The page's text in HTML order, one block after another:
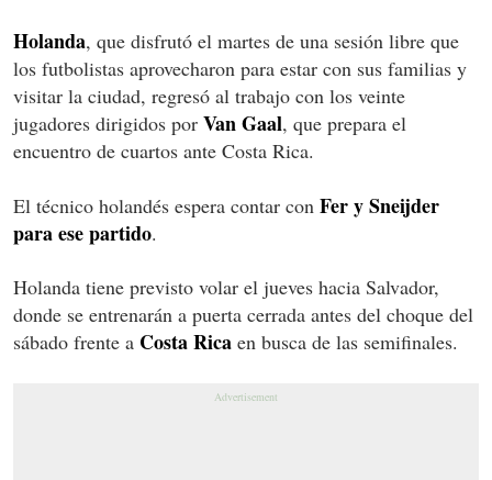
Holanda, que disfrutó el martes de una sesión libre que
los futbolistas aprovecharon para estar con sus familias y
visitar la ciudad, regresó al trabajo con los veinte
jugadores dirigidos por Van Gaal, que prepara el
encuentro de cuartos ante Costa Rica.
El técnico holandés espera contar con Fer y Sneijder
para ese partido.
Holanda tiene previsto volar el jueves hacia Salvador,
donde se entrenarán a puerta cerrada antes del choque del
sábado frente a Costa Rica en busca de las semifinales.